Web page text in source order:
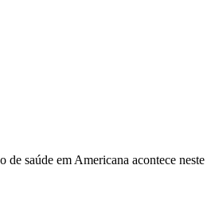
de saúde em Americana acontece neste